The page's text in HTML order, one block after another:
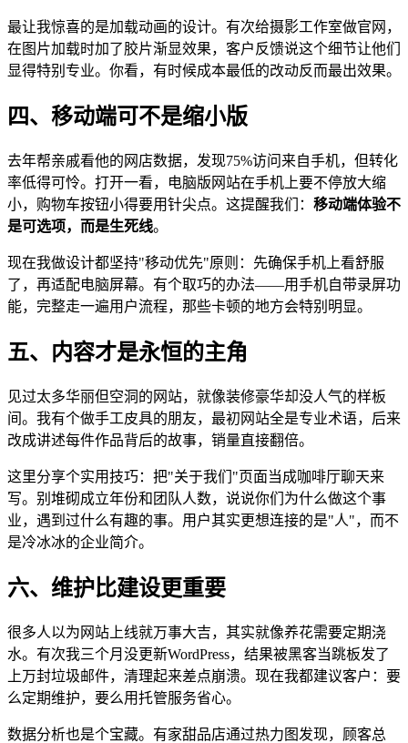
最让我惊喜的是加载动画的设计。有次给摄影工作室做官网，
在图片加载时加了胶片渐显效果，客户反馈说这个细节让他们
显得特别专业。你看，有时候成本最低的改动反而最出效果。
四、移动端可不是缩小版
去年帮亲戚看他的网店数据，发现75%访问来自手机，但转化
率低得可怜。打开一看，电脑版网站在手机上要不停放大缩
小，购物车按钮小得要用针尖点。这提醒我们： 移动端体验不
是可选项，而是生死线。
现在我做设计都坚持"移动优先"原则：先确保手机上看舒服
了，再适配电脑屏幕。有个取巧的办法——用手机自带录屏功
能，完整走一遍用户流程，那些卡顿的地方会特别明显。
五、内容才是永恒的主角
见过太多华丽但空洞的网站，就像装修豪华却没人气的样板
间。我有个做手工皮具的朋友，最初网站全是专业术语，后来
改成讲述每件作品背后的故事，销量直接翻倍。
这里分享个实用技巧：把"关于我们"页面当成咖啡厅聊天来
写。别堆砌成立年份和团队人数，说说你们为什么做这个事
业，遇到过什么有趣的事。用户其实更想连接的是"人"，而不
是冷冰冰的企业简介。
六、维护比建设更重要
很多人以为网站上线就万事大吉，其实就像养花需要定期浇
水。有次我三个月没更新WordPress，结果被黑客当跳板发了
上万封垃圾邮件，清理起来差点崩溃。现在我都建议客户：要
么定期维护，要么用托管服务省心。
数据分析也是个宝藏。有家甜品店通过热力图发现，顾客总